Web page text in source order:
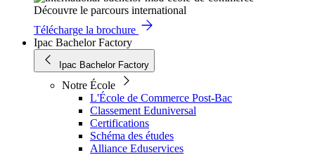
Découvre le parcours international
Télécharge la brochure
Ipac Bachelor Factory
Ipac Bachelor Factory
Notre École
L'École de Commerce Post-Bac
Classement Eduniversal
Certifications
Schéma des études
Alliance Eduservices